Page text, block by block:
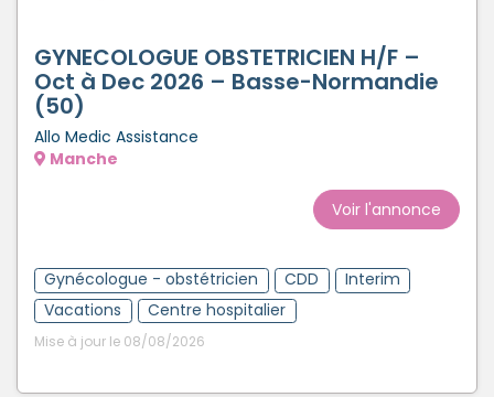
GYNECOLOGUE OBSTETRICIEN H/F –
Oct à Dec 2026 – Basse-Normandie
(50)
Allo Medic Assistance
Manche
Voir l'annonce
Gynécologue - obstétricien CDD
Interim
Vacations
Centre hospitalier
Mise à jour le 08/08/2026